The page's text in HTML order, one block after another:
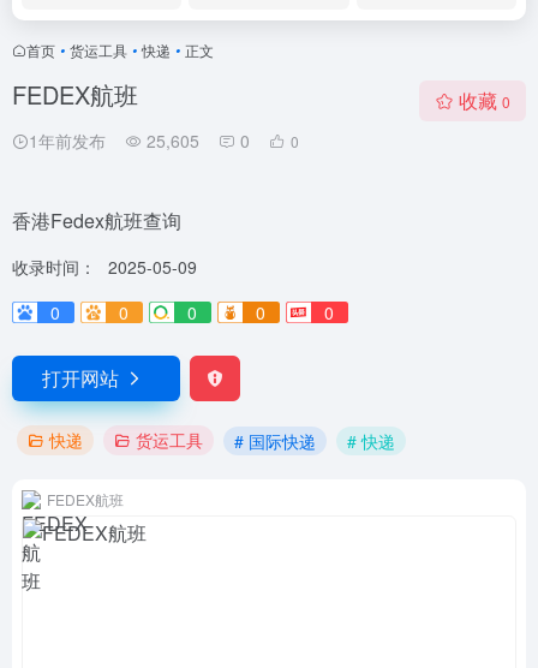
首页 • 货运工具 • 快递 • 正文
FEDEX航班
1年前发布 25,605 0 0
收藏 0
香港Fedex航班查询
收录时间：
2025-05-09
0
0 0 0 0
打开网站
快递 货运工具 # 国际快递 # 快递
FEDEX航班